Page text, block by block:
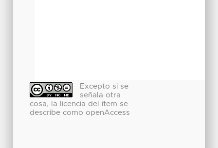
Excepto si se
señala otra
cosa, la licencia del ítem se
describe como openAccess